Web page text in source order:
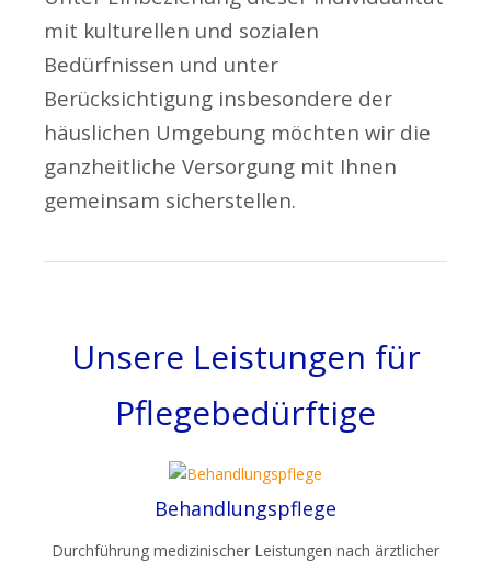
mit kulturellen und sozialen
Bedürfnissen und unter
Berücksichtigung insbesondere der
häuslichen Umgebung möchten wir die
ganzheitliche Versorgung mit Ihnen
gemeinsam sicherstellen.
Unsere Leistungen für
Pflegebedürftige
Behandlungspflege
Durchführung medizinischer Leistungen nach ärztlicher